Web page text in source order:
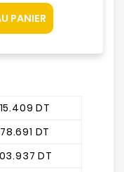
PANIER
DT
DT
DT